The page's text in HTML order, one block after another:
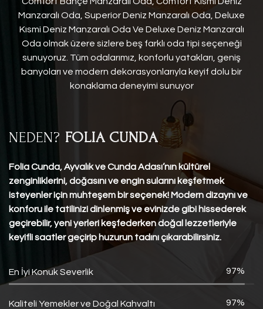
Manzaralı Oda, Superior Deniz Manzaralı Oda, Deluxe
Kısmi Deniz Manzaralı Oda Ve Deluxe Deniz Manzaralı
Oda olmak üzere sizlere beş farklı oda tipi seçeneği
sunuyoruz. Tüm odalarımız, konforlu yatakları, geniş
banyoları ve modern dekorasyonlarıyla keyif dolu bir
konaklama deneyimi sunuyor
NEDEN? FOLIA CUNDA
Folia Cunda, Ayvalık ve Cunda Adası’nın kültürel
zenginliklerini, doğasını ve engin sularını keşfetmek
isteyenler için muhteşem bir seçenek! Modern dizaynı ve
konforu ile tatilinizi dinlenmiş ve evinizde gibi hissederek
geçirebilir, yeni yerleri keşfederken doğal lezzetleriyle
keyifli saatler geçirip huzurun tadını çıkarabilirsiniz.
En İyi Konuk Severlik 100%
Kaliteli Yemekler ve Doğal Kahvaltı 100%